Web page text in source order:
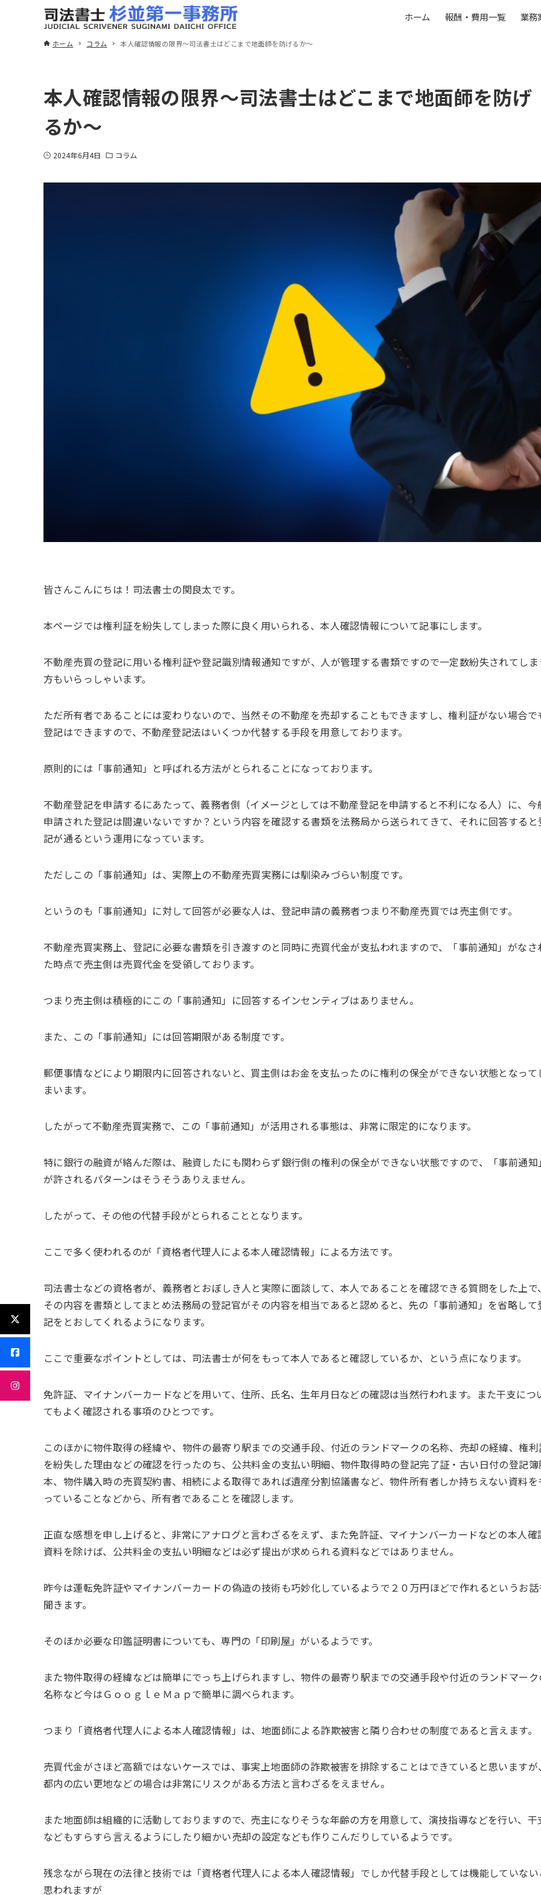
ホーム 報酬・費用一覧 業務
ホーム コラム 本人確認情報の限界～司法書士はどこまで地面師を防げるか～
本人確認情報の限界～司法書士はどこまで地面師を防げ
るか～
2024年6月4日 コラム
皆さんこんにちは！司法書士の関良太です。
本ページでは権利証を紛失してしまった際に良く用いられる、本人確認情報について記事にします。
不動産売買の登記に用いる権利証や登記識別情報通知ですが、人が管理する書類ですので一定数紛失されてしま
方もいらっしゃいます。
ただ所有者であることには変わりないので、当然その不動産を売却することもできますし、権利証がない場合で
登記はできますので、不動産登記法はいくつか代替する手段を用意しております。
原則的には「事前通知」と呼ばれる方法がとられることになっております。
不動産登記を申請するにあたって、義務者側（イメージとしては不動産登記を申請すると不利になる人）に、今
申請された登記は間違いないですか？という内容を確認する書類を法務局から送られてきて、それに回答すると
記が通るという運用になっています。
ただしこの「事前通知」は、実際上の不動産売買実務には馴染みづらい制度です。
というのも「事前通知」に対して回答が必要な人は、登記申請の義務者つまり不動産売買では売主側です。
不動産売買実務上、登記に必要な書類を引き渡すのと同時に売買代金が支払われますので、「事前通知」がなさ
た時点で売主側は売買代金を受領しております。
つまり売主側は積極的にこの「事前通知」に回答するインセンティブはありません。
また、この「事前通知」には回答期限がある制度です。
郵便事情などにより期限内に回答されないと、買主側はお金を支払ったのに権利の保全ができない状態となって
まいます。
したがって不動産売買実務で、この「事前通知」が活用される事態は、非常に限定的になります。
特に銀行の融資が絡んだ際は、融資したにも関わらず銀行側の権利の保全ができない状態ですので、「事前通知」
が許されるパターンはそうそうありえません。
したがって、その他の代替手段がとられることとなります。
ここで多く使われるのが「資格者代理人による本人確認情報」による方法です。
司法書士などの資格者が、義務者とおぼしき人と実際に面談して、本人であることを確認できる質問をした上で、
その内容を書類としてまとめ法務局の登記官がその内容を相当であると認めると、先の「事前通知」を省略して
記をとおしてくれるようになります。
ここで重要なポイントとしては、司法書士が何をもって本人であると確認しているか、という点になります。
免許証、マイナンバーカードなどを用いて、住所、氏名、生年月日などの確認は当然行われます。また干支につ
てもよく確認される事項のひとつです。
このほかに物件取得の経緯や、物件の最寄り駅までの交通手段、付近のランドマークの名称、売却の経緯、権利
を紛失した理由などの確認を行ったのち、公共料金の支払い明細、物件取得時の登記完了証・古い日付の登記簿
本、物件購入時の売買契約書、相続による取得であれば遺産分割協議書など、物件所有者しか持ちえない資料を
っていることなどから、所有者であることを確認します。
正直な感想を申し上げると、非常にアナログと言わざるをえず、また免許証、マイナンバーカードなどの本人確
資料を除けば、公共料金の支払い明細などは必ず提出が求められる資料などではありません。
昨今は運転免許証やマイナンバーカードの偽造の技術も巧妙化しているようで２０万円ほどで作れるというお話
聞きます。
そのほか必要な印鑑証明書についても、専門の「印刷屋」がいるようです。
また物件取得の経緯などは簡単にでっち上げられますし、物件の最寄り駅までの交通手段や付近のランドマーク
名称など今はＧｏｏｇｌｅＭａｐで簡単に調べられます。
つまり「資格者代理人による本人確認情報」は、地面師による詐欺被害と隣り合わせの制度であると言えます。
売買代金がさほど高額ではないケースでは、事実上地面師の詐欺被害を排除することはできていると思いますが、
都内の広い更地などの場合は非常にリスクがある方法と言わざるをえません。
また地面師は組織的に活動しておりますので、売主になりそうな年齢の方を用意して、演技指導などを行い、干
などもすらすら言えるようにしたり細かい売却の設定なども作りこんだりしているようです。
残念ながら現在の法律と技術では「資格者代理人による本人確認情報」でしか代替手段としては機能していない
思われますが